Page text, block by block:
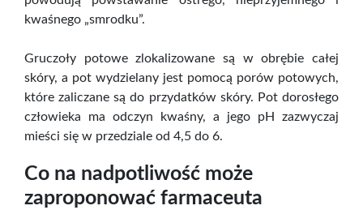
kwaśnego „smrodku”.
Gruczoły potowe zlokalizowane są w obrębie całej
skóry, a pot wydzielany jest pomocą porów potowych,
które zaliczane są do przydatków skóry. Pot dorosłego
człowieka ma odczyn kwaśny, a jego pH zazwyczaj
mieści się w przedziale od 4,5 do 6.
Co na nadpotliwość może
zaproponować farmaceuta